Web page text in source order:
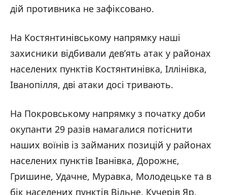
дій противника не зафіксовано.
На Костянтинівському напрямку наші
захисники відбивали дев’ять атак у районах
населених пунктів Костянтинівка, Іллінівка,
Іванопілля, дві атаки досі тривають.
На Покровському напрямку з початку доби
окупанти 29 разів намагалися потіснити
наших воїнів із займаних позицій у районах
населених пунктів Іванівка, Дорожнє,
Гришине, Удачне, Муравка, Молодецьке та в
бік населених пунктів Вільне, Кучерів Яр,